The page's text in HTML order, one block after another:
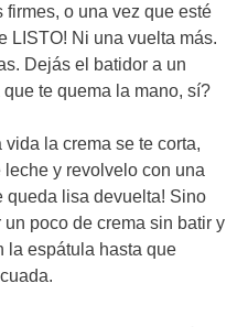
o una vez que esté
LISTO! Ni una vuelta más.
Dejás el batidor a un
te quema la mano, sí?
la crema se te corta,
y revolvelo con una
queda lisa devuelta! Sino
poco de crema sin batir y
la espátula hasta que